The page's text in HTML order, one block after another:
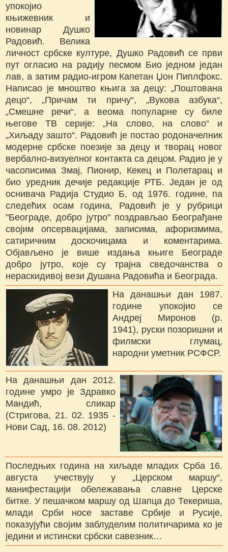
упокојио
књижевник и
новинар Душко
Радовић. Велика
личност србске културе, Душко Радовић се први
пут огласио на радију песмом Био једном један
лав, а затим радио-игром Капетан Џон Пиплфокс.
Написао је мноштво књига за децу: „Поштована
децо“, „Причам ти причу“, „Вукова азбука“,
„Смешне речи“, а веома популарне су биле
његове ТВ серије: „На слово, на слово“ и
„Хиљаду зашто“. Радовић је постао родоначелник
модерне србске поезије за децу и творац новог
вербално-визуелног контакта са децом. Радио је у
часописима Змај, Пионир, Кекец и Полетарац и
био уредник дечије редакције РТБ. Један је од
оснивача Радија Студио Б, од 1976. године, па
следећих осам година, Радовић је у рубрици
"Београде, добро јутро" поздрављао Београђане
својим опсервацијама, записима, афоризмима,
сатиричним доскочицама и коментарима.
Објављено је више издања књиге Београде
добро јутро, које су трајна сведочанства о
нераскидивој вези Душана Радовића и Београда.
На данашњи дан 1987.
године упокојио се
Андреј Миронов (р.
1941), руски позоришни и
филмски глумац,
народни уметник РСФСР.
На данашњи дан 2012.
године умро је Здравко
Мандић, сликар
(Стригова, 21. 02. 1935 -
Нови Сад, 16. 08. 2012)
Последњих година на хиљаде младих Срба 16.
августа учествују у „Церском маршу“,
манифестацији обележавања славне Церске
битке. У пешачком маршу од Шапца до Текериша,
млади Срби носе заставе Србије и Русије,
показујући својим заблуделим политичарима ко је
једини и истински србски савезник…